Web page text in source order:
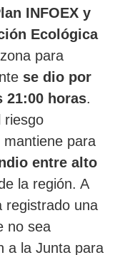
INFOEX y
Ecológica
para
se dio por
21:00 horas.
riesgo
para
entre alto
la región. A
registrado una
no sea
a la Junta para